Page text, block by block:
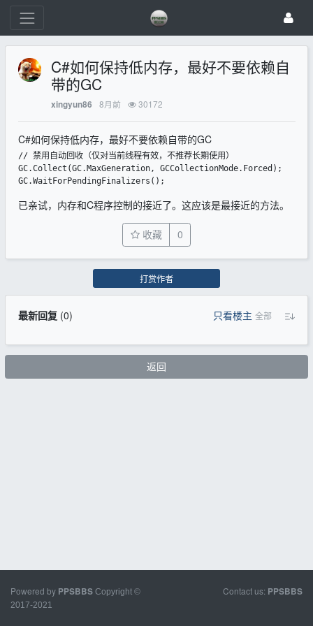
C#如何保持低内存，最好不要依赖自
带的GC
xingyun86 8月前 30172
C#如何保持低内存，最好不要依赖自带的GC
// 禁用自动回收（仅对当前线程有效，不推荐长期使用）
GC.Collect(GC.MaxGeneration, GCCollectionMode.Forced);
GC.WaitForPendingFinalizers();
已亲试，内存和C程序控制的接近了。这应该是最接近的方法。
收藏 0
打赏作者
最新回复(0) 只看楼主 全部
返回
Powered by PPSBBS Copyright ©
2017-2021
Contact us: PPSBBS